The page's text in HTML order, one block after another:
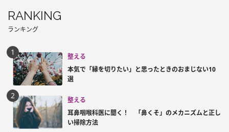
RANKING
ランキング
整える
本気で「縁を切りたい」と思ったときのおまじない10
選
整える
耳鼻咽喉科医に聞く！ 「鼻くそ」のメカニズムと正し
い掃除方法